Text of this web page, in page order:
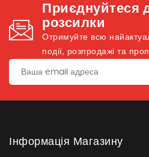
Приєднуйтеся
розсилки
Отримуйте всю
події, розпродажі та
Інформація Магазину